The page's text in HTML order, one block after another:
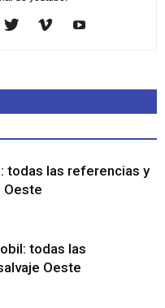
todas las referencias y
Oeste
todas las
Oeste